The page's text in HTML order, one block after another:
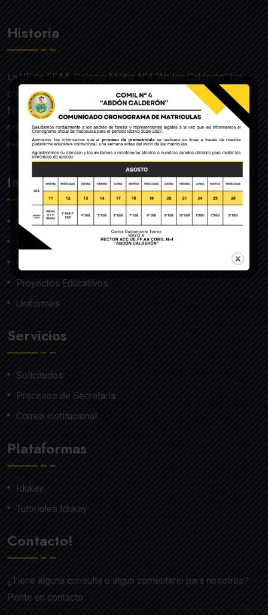
Historia
La UE de FF.AA. Colegio Militar N°4 “Abdón Calderón” fue
creado mediante Acuerdo Ministerial de la Orden General
Nro. 140, dado en Quito el 22 de julio del año 1992 y
ratificado por el Ministerio de Educación mediante
resolución Nro. 608 del 29 de julio de 1992.
Institución
Nosotros
Misión y Visión
Proyectos Educativos
Uniformes
Servicios
Solicitudes
Procesos de Secretaría
Correo institucional
Plataformas
Idukay
Tutoriales Idukay
Contacto!
¿Tiene alguna consulta o algún comentario para nosotros?
Ponte en contacto